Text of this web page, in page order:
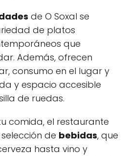
de O Soxal se
de platos
que
Además, ofrecen
consumo en el lugar y
y espacio accesible
de ruedas.
comida, el restaurante
de bebidas, que
hasta vino y